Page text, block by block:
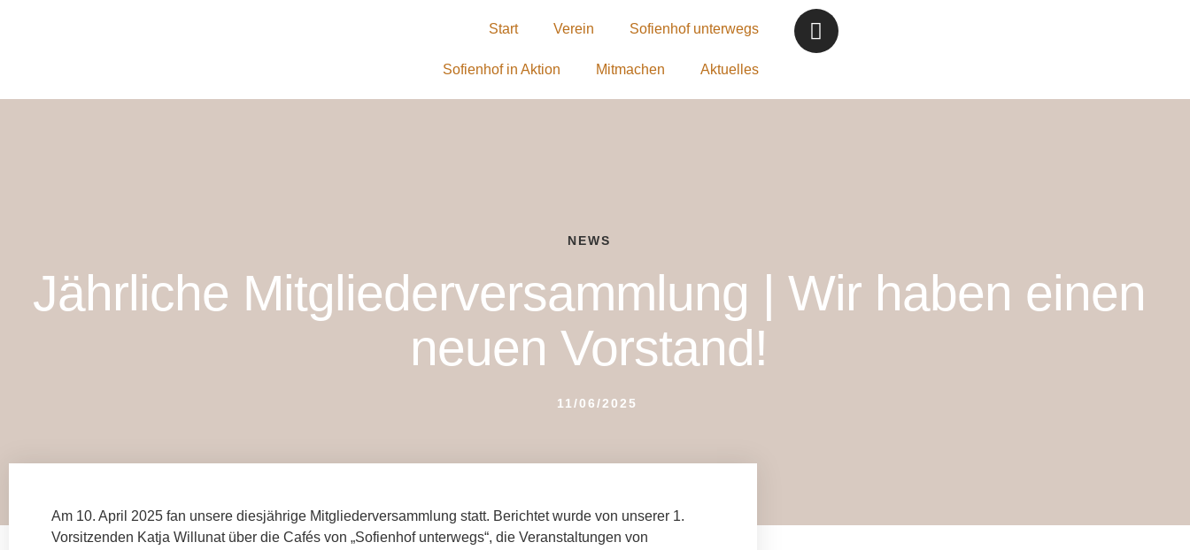
Start Verein Sofienhof unterwegs
Sofienhof in Aktion Mitmachen Aktuelles
NEWS
Jährliche Mitgliederversammlung | Wir haben einen
neuen Vorstand!
11/06/2025
Am 10. April 2025 fan unsere diesjährige Mitgliederversammlung statt. Berichtet wurde von unserer 1.
Vorsitzenden Katja Willunat über die Cafés von „Sofienhof unterwegs“, die Veranstaltungen von